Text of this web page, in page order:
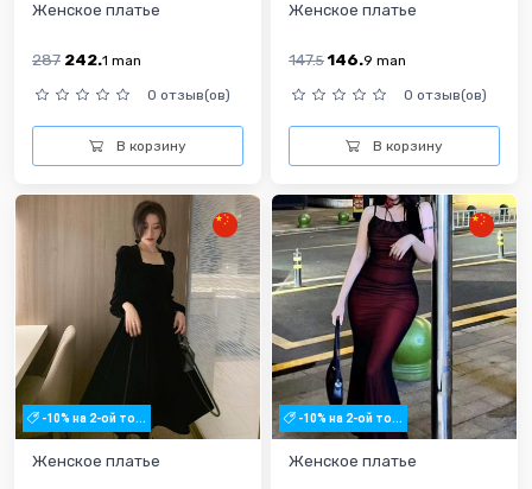
Женское платье
287 242.1 man
0 отзыв(ов)
В корзину
Женское платье
147.5 146.9 man
0 отзыв(ов)
В корзину
-10% на 2-ой то...
Женское платье
-10% на 2-ой то...
Женское платье